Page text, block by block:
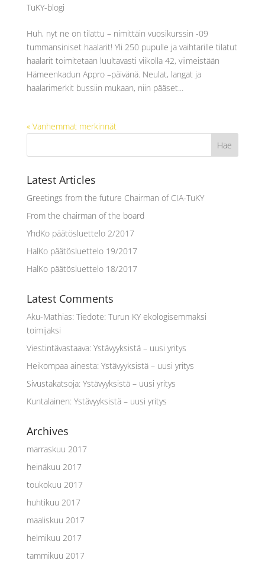
TuKY-blogi
Huh, nyt ne on tilattu – nimittäin vuosikurssin -09
tummansiniset haalarit! Yli 250 pupulle ja vaihtarille tilatut
haalarit toimitetaan luultavasti viikolla 42, viimeistään
Hämeenkadun Appro –päivänä. Neulat, langat ja
haalarimerkit bussiin mukaan, niin pääset...
« Vanhemmat merkinnät
Latest Articles
Greetings from the future Chairman of CIA-TuKY
From the chairman of the board
YhdKo päätösluettelo 2/2017
HalKo päätösluettelo 19/2017
HalKo päätösluettelo 18/2017
Latest Comments
Aku-Mathias: Tiedote: Turun KY ekologisemmaksi
toimijaksi
Viestintävastaava: Ystävyyksistä – uusi yritys
Heikompaa ainesta: Ystävyyksistä – uusi yritys
Sivustakatsoja: Ystävyyksistä – uusi yritys
Kuntalainen: Ystävyyksistä – uusi yritys
Archives
marraskuu 2017
heinäkuu 2017
toukokuu 2017
huhtikuu 2017
maaliskuu 2017
helmikuu 2017
tammikuu 2017